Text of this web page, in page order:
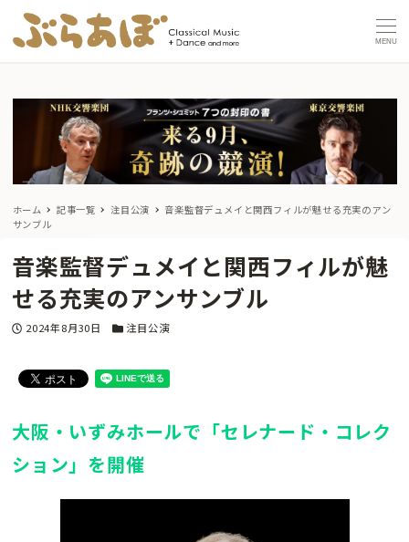
MENU
ホーム 記事一覧 注目公演
音楽監督デュメイと関西フィルが魅せる充実のアン
サンブル
音楽監督デュメイと関西フィルが魅
せる充実のアンサンブル
投稿日
2024年8月30日 カテゴリー
注目公演
大阪・いずみホールで「セレナード・コレク
ション」を開催